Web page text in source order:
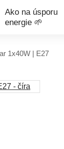
Ako na úsporu
energie 🌱
1x40W | E27